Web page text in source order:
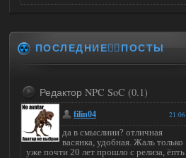
ПОСЛЕДНИЕ✍🏻ПОСТЫ
Редактор NPC SoC (0.1)
21:06
filin04
да в смыслиии? отличная
васянка, удобная. Жаль только
уже почти 20 лет прошло с релиза, ёпть